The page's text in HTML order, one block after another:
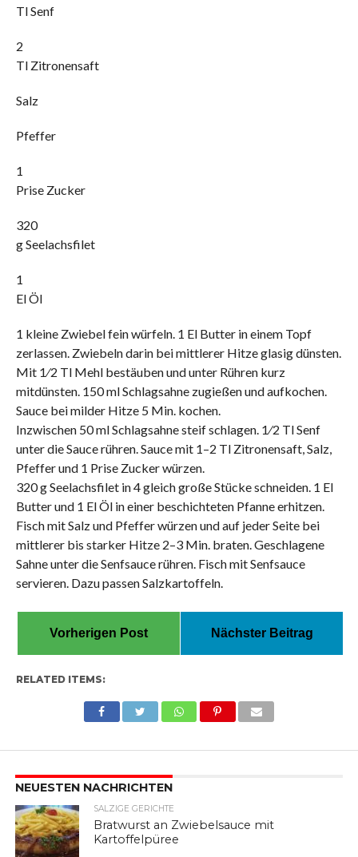
Tl Senf
2
Tl Zitronensaft
Salz
Pfeffer
1
Prise Zucker
320
g Seelachsfilet
1
El Öl
1 kleine Zwiebel fein würfeln. 1 El Butter in einem Topf
zerlassen. Zwiebeln darin bei mittlerer Hitze glasig dünsten.
Mit 1⁄2 Tl Mehl bestäuben und unter Rühren kurz
mitdünsten. 150 ml Schlagsahne zugießen und aufkochen.
Sauce bei milder Hitze 5 Min. kochen.
Inzwischen 50 ml Schlagsahne steif schlagen. 1⁄2 Tl Senf
unter die Sauce rühren. Sauce mit 1–2 Tl Zitronensaft, Salz,
Pfeffer und 1 Prise Zucker würzen.
320 g Seelachsfilet in 4 gleich große Stücke schneiden. 1 El
Butter und 1 El Öl in einer beschichteten Pfanne erhitzen.
Fisch mit Salz und Pfeffer würzen und auf jeder Seite bei
mittlerer bis starker Hitze 2–3 Min. braten. Geschlagene
Sahne unter die Senfsauce rühren. Fisch mit Senfsauce
servieren. Dazu passen Salzkartoffeln.
Vorherigen Post Nächster Beitrag
RELATED ITEMS:
NEUESTEN NACHRICHTEN
SALZIGE GERICHTE
Bratwurst an Zwiebelsauce mit
Kartoffelpüree